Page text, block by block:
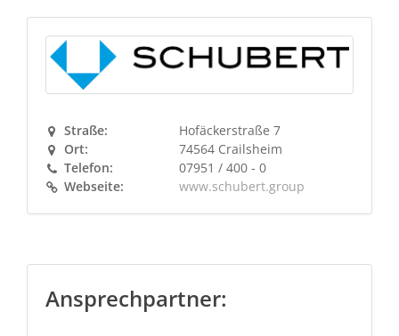
Straße:
Hofäckerstraße 7
Ort:
74564 Crailsheim
Telefon:
07951 / 400 - 0
Webseite:
www.schubert.group
Ansprechpartner: